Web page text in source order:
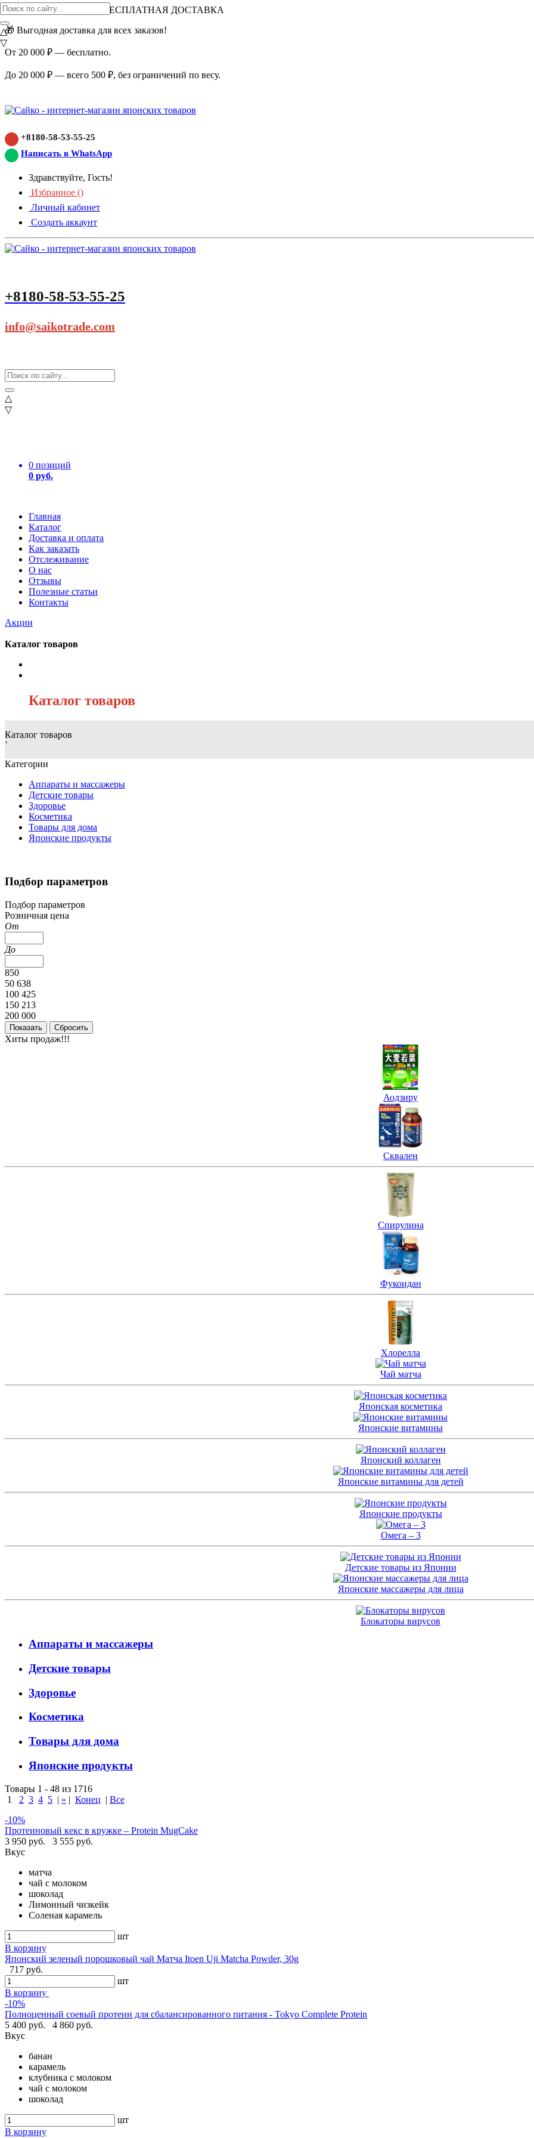
ВНИМАНИЕ АКЦИЯ!
БЕСПЛАТНАЯ ДОСТАВКА
🎁 Выгодная доставка для всех заказов!
От 20 000 ₽ — бесплатно.
До 20 000 ₽ — всего 500 ₽, без ограничений по весу.
+8180-58-53-55-25
Написать в WhatsApp
Здравствуйте, Гость!
Избранное ()
Личный кабинет
Создать аккаунт
+8180-58-53-55-25
info@saikotrade.com
△
▽
0 позиций
0 руб.
Главная
Каталог
Доставка и оплата
Как заказать
Отслеживание
О нас
Отзывы
Полезные статьи
Контакты
Акции
△
▽
Каталог товаров
Каталог товаров
Каталог товаров
`
Категории
Аппараты и массажеры
Детские товары
Здоровье
Косметика
Товары для дома
Японские продукты
Подбор параметров
Подбор параметров
Розничная цена
От
До
850
50 638
100 425
150 213
200 000
Хиты продаж!!!
Аодзиру
Сквален
Спирулина
Фукоидан
Хлорелла
Чай матча
Японская косметика
Японские витамины
Японский коллаген
Японские витамины для детей
Японские продукты
Омега – 3
Детские товары из Японии
Японские массажеры для лица
Блокаторы вирусов
Аппараты и массажеры
Детские товары
Здоровье
Косметика
Товары для дома
Японские продукты
Товары 1 - 48 из 1716
1
2 3 4 5 | » | Конец | Все
-10%
Протеиновый кекс в кружке – Protein MugCake
3 950 руб.
3 555 руб.
Вкус
матча
чай с молоком
шоколад
Лимонный чизкейк
Соленая карамель
шт
В корзину
Японский зеленый порошковый чай Матча Itoen Uji Matcha Powder, 30g
717 руб.
шт
В корзину
-10%
Полноценный соевый протеин для сбалансированного питания - Tokyo Complete Protein
5 400 руб.
4 860 руб.
Вкус
банан
карамель
клубника с молоком
чай с молоком
шоколад
шт
В корзину